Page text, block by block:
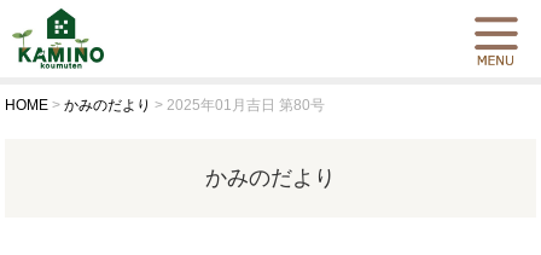
HOME >かみのだより >2025年01月吉日 第80号
かみのだより